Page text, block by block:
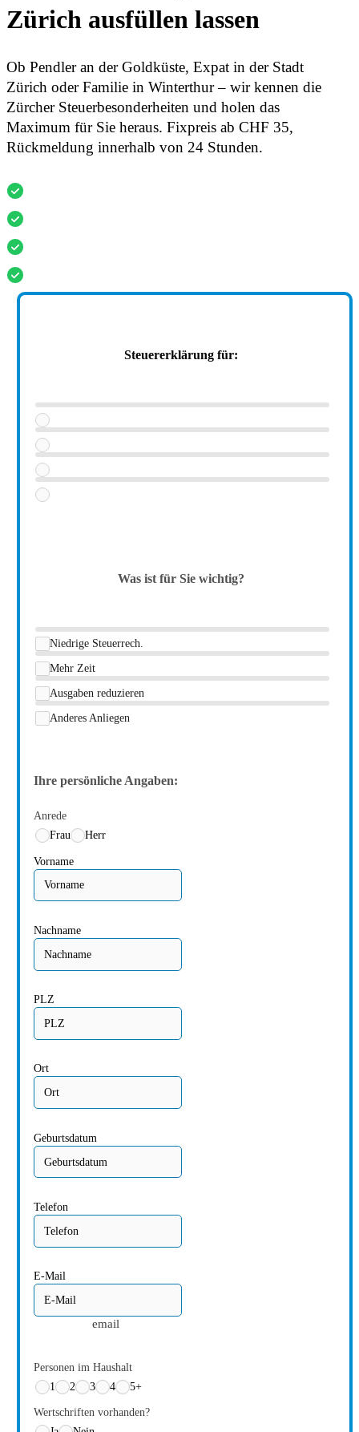
Zürich ausfüllen lassen
Ob Pendler an der Goldküste, Expat in der Stadt
Zürich oder Familie in Winterthur – wir kennen die
Zürcher Steuerbesonderheiten und holen das
Maximum für Sie heraus. Fixpreis ab CHF 35,
Rückmeldung innerhalb von 24 Stunden.
Steuererklärung für:
Was ist für Sie wichtig?
Niedrige Steuerrech.
Mehr Zeit
Ausgaben reduzieren
Anderes Anliegen
Ihre persönliche Angaben:
Anrede
Frau
Herr
Vorname
Nachname
PLZ
Ort
Geburtsdatum
Telefon
E-Mail
email
Personen im Haushalt
1
2 3 4 5+
Wertschriften vorhanden?